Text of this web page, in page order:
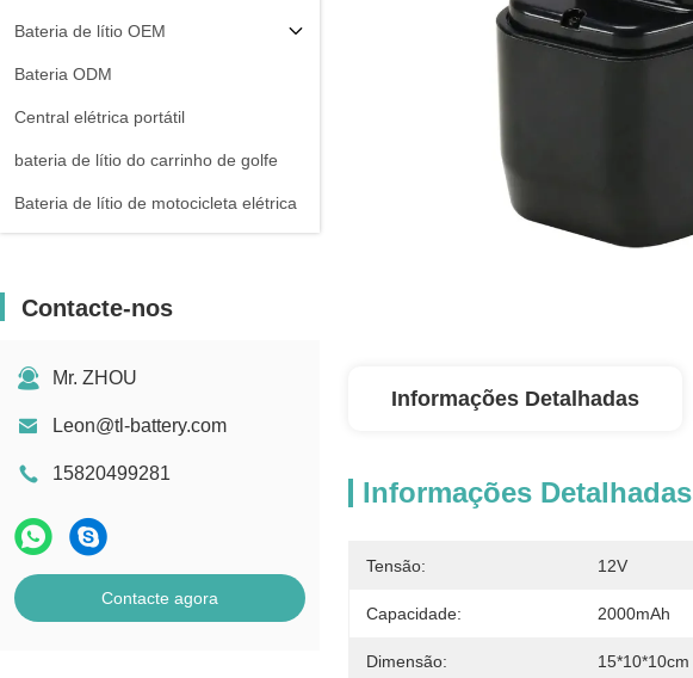
Bateria de lítio OEM
Bateria ODM
Central elétrica portátil
bateria de lítio do carrinho de golfe
Bateria de lítio de motocicleta elétrica
Contacte-nos
Mr. ZHOU
Leon@tl-battery.com
15820499281
Contacte agora
Informações Detalhadas
Informações Detalhadas
Tensão: 12V
Capacidade: 2000mAh
Dimensão: 15*10*10cm